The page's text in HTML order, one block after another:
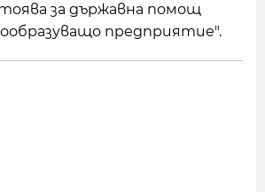
за държавна помощ
предприятие".